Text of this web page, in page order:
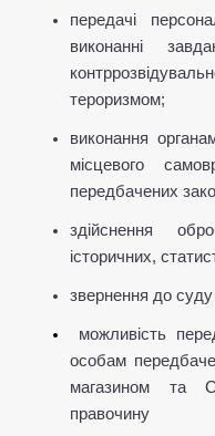
передачі
виконанні
тероризмом;
виконання
місцевого
передбачених
здійснення
історичних,
звернення до
можливість
особам
магазином та
правочину